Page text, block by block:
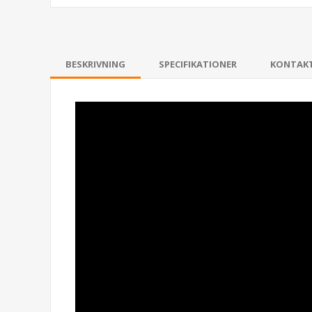
BESKRIVNING SPECIFIKATIONER